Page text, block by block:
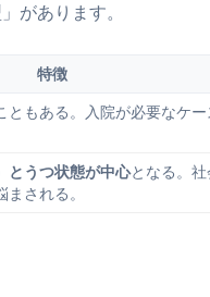
があります。
特徴
ともある。入院が必要なケ
と うつ状態が中心となる。
される。